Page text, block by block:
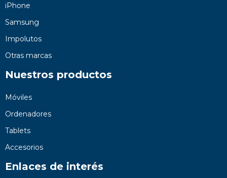
iPhone
Samsung
Impolutos
Otras marcas
Nuestros productos
Móviles
Ordenadores
Tablets
Accesorios
Enlaces de interés